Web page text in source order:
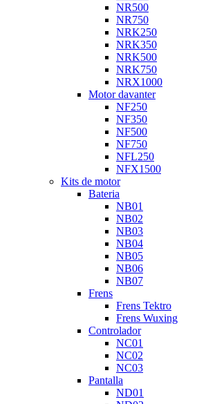
NR500
NR750
NRK250
NRK350
NRK500
NRK750
NRX1000
Motor davanter
NF250
NF350
NF500
NF750
NFL250
NFX1500
Kits de motor
Bateria
NB01
NB02
NB03
NB04
NB05
NB06
NB07
Frens
Frens Tektro
Frens Wuxing
Controlador
NC01
NC02
NC03
Pantalla
ND01